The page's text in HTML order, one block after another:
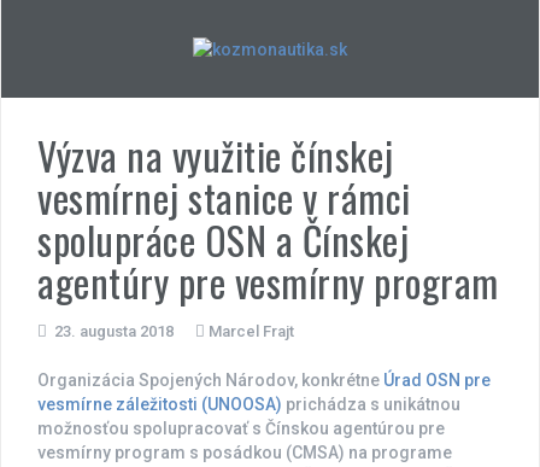
Výzva na využitie čínskej
vesmírnej stanice v rámci
spolupráce OSN a Čínskej
agentúry pre vesmírny program
23. augusta 2018 Marcel Frajt
Organizácia Spojených Národov, konkrétne Úrad OSN pre
vesmírne záležitosti (UNOOSA) prichádza s unikátnou
možnosťou spolupracovať s Čínskou agentúrou pre
vesmírny program s posádkou (CMSA) na programe